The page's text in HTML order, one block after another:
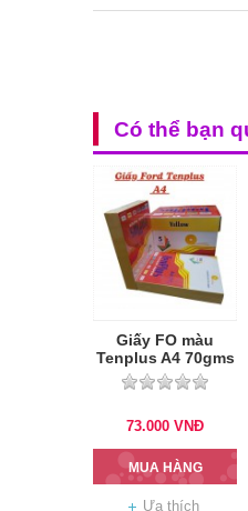
Có thể bạn
Giấy FO màu
Tenplus A4 70gms
73.000 VNĐ
MUA HÀNG
Ưa thích